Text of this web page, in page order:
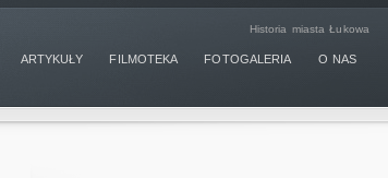
Historia miasta Łukowa
ARTYKUŁY FILMOTEKA FOTOGALERIA O NAS